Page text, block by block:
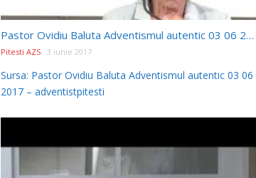
Pastor Ovidiu Baluta Adventismul autentic 03 06 2017
Pitesti AZS 3 iunie 2017
Sursa: Pastor Ovidiu Baluta Adventismul autentic 03 06
2017 – adventistpitesti